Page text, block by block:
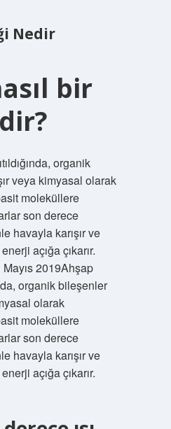
Nedir
bir
organik
veya kimyasal olarak
moleküllere
son derece
havayla karışır ve
açığa çıkarır.
2019Ahşap
organik bileşenler
olarak
moleküllere
son derece
havayla karışır ve
açığa çıkarır.